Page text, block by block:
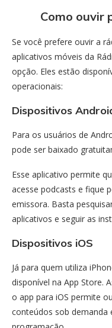
Como ouvir
Se você prefere ouvir a
aplicativos móveis da
opção. Eles estão
operacionais:
Dispositivos
Para os usuários de
pode ser baixado
Esse aplicativo permite
acesse podcasts e fique
emissora. Basta
aplicativos e seguir as
Dispositivos iOS
Já para quem utiliza
disponível na App Store.
o app para iOS permite
conteúdos sob demanda